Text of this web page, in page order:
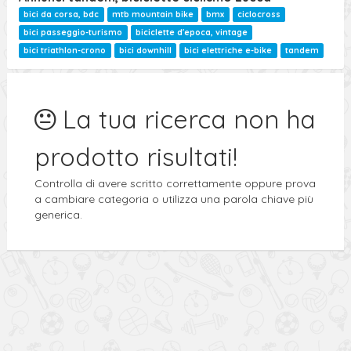
Ricerca Avanzata
bici da corsa, bdc mtb mountain bike bmx
ciclocross
bici passeggio-turismo
biciclette d'epoca, vintage
bici triathlon-crono
bici downhill bici elettriche e-bike tandem
La tua ricerca non ha
prodotto risultati!
Controlla di avere scritto correttamente oppure prova
a cambiare categoria o utilizza una parola chiave più
generica.